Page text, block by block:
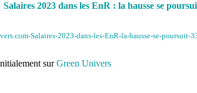
Salaires 2023 dans les EnR : la hausse se
Salaires-2023-dans-les-EnR-la-hausse-se-poursuit-
surGreen Univers